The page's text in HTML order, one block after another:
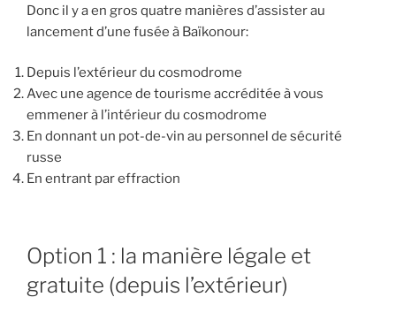
Donc il y a en gros quatre manières d’assister au
lancement d’une fusée à Baïkonour:
Depuis l’extérieur du cosmodrome
Avec une agence de tourisme accréditée à vous
emmener à l’intérieur du cosmodrome
En donnant un pot-de-vin au personnel de sécurité
russe
En entrant par effraction
Option 1 : la manière légale et
gratuite (depuis l’extérieur)